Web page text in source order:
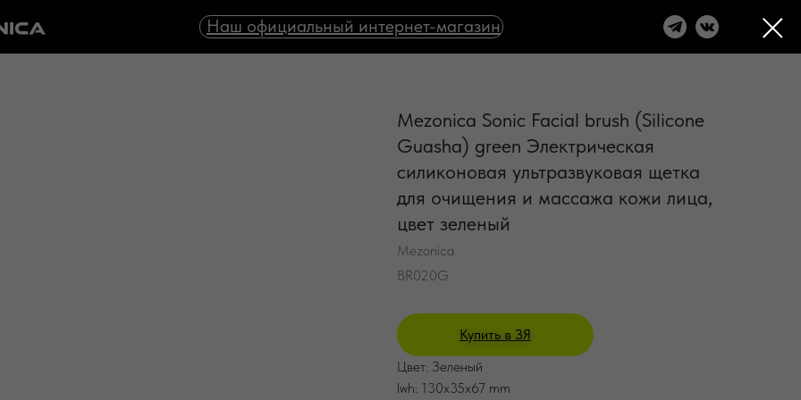
Наш официальный интернет-магазин
Mezonica Sonic Facial brush (Silicone
Guasha) green Электрическая
силиконовая ультразвуковая щетка
для очищения и массажа кожи лица,
цвет зеленый
Mezonica
BR020G
Купить в ЗЯ
Цвет: Зеленый
lwh: 130x35x67 mm